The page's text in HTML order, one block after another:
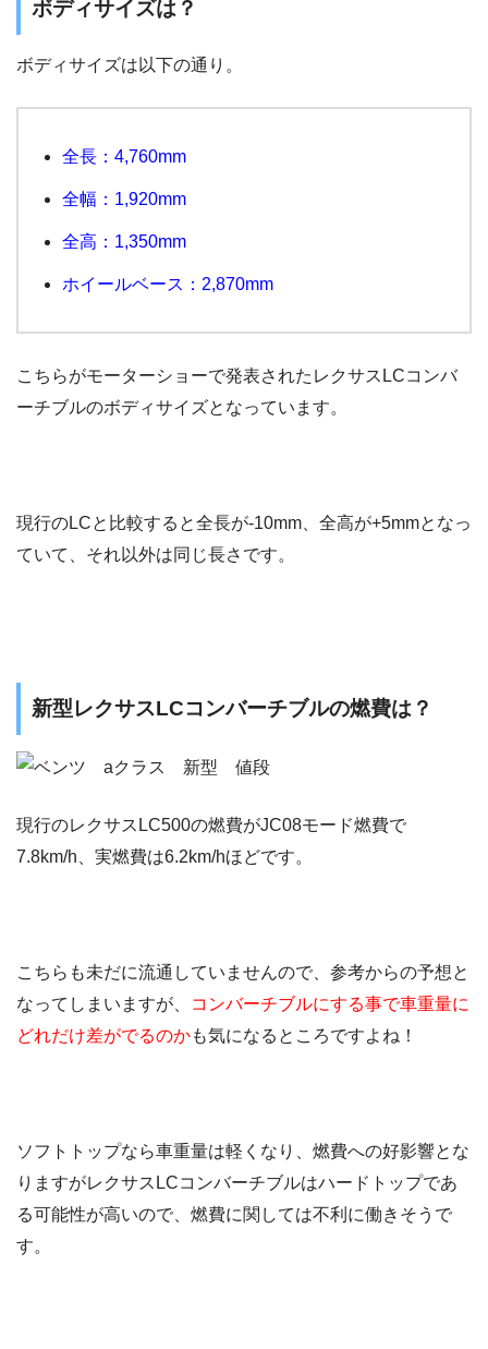
ボディサイズは？
ボディサイズは以下の通り。
全長：4,760mm
全幅：1,920mm
全高：1,350mm
ホイールベース：2,870mm
こちらがモーターショーで発表されたレクサスLCコンバ
ーチブルのボディサイズとなっています。
現行のLCと比較すると全長が-10mm、全高が+5mmとなっ
ていて、それ以外は同じ長さです。
新型レクサスLCコンバーチブルの燃費は？
現行のレクサスLC500の燃費がJC08モード燃費で
7.8km/h、実燃費は6.2km/hほどです。
こちらも未だに流通していませんので、参考からの予想と
なってしまいますが、
コンバーチブルにする事で車重量に
どれだけ差がでるのかも気になるところですよね！
ソフトトップなら車重量は軽くなり、燃費への好影響とな
りますがレクサスLCコンバーチブルはハードトップであ
る可能性が高いので、燃費に関しては不利に働きそうで
す。